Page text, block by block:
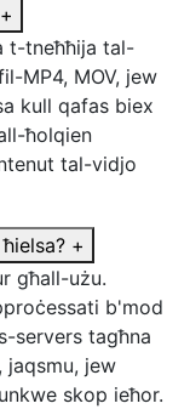
+
t-tneħħija tal-
MP4, MOV, jew
kull qafas biex
ħolqien
tal-vidjo
+
għall-użu.
b'mod
servers tagħna
jaqsmu, jew
skop ieħor.